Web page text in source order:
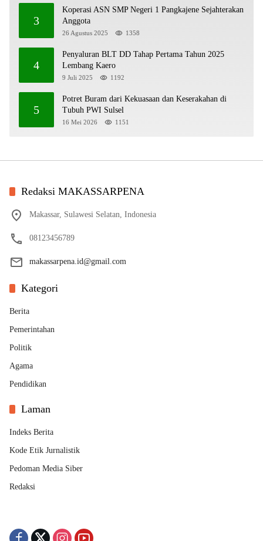
3
Koperasi ASN SMP Negeri 1 Pangkajene Sejahterakan
Anggota
26 Agustus 2025 1358
4
Penyaluran BLT DD Tahap Pertama Tahun 2025
Lembang Kaero
9 Juli 2025 1192
5
Potret Buram dari Kekuasaan dan Keserakahan di
Tubuh PWI Sulsel
16 Mei 2026 1151
Redaksi MAKASSARPENA
Makassar, Sulawesi Selatan, Indonesia
08123456789
makassarpena.id@gmail.com
Kategori
Berita
Pemerintahan
Politik
Agama
Pendidikan
Laman
Indeks Berita
Kode Etik Jurnalistik
Pedoman Media Siber
Redaksi